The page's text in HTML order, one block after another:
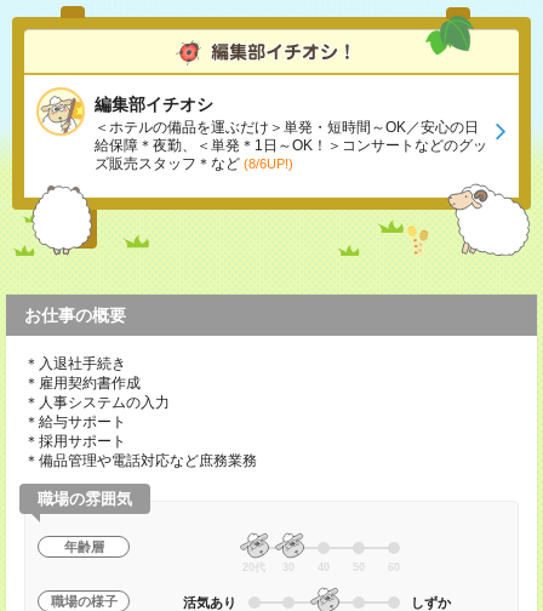
編集部イチオシ
＜ホテルの備品を運ぶだけ＞単発・短時間～OK／安心の日
給保障＊夜勤、＜単発＊1日～OK！＞コンサートなどのグッ
ズ販売スタッフ＊など (8/6UP!)
お仕事の概要
＊入退社手続き
＊雇用契約書作成
＊人事システムの入力
＊給与サポート
＊採用サポート
＊備品管理や電話対応など庶務業務
職場の雰囲気
年齢層
20代 30 40 50 60
職場の様子 活気あり しずか